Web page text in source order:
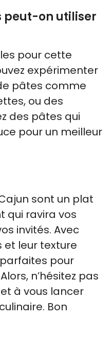
peut-on utiliser
pour cette
expérimenter
pâtes comme
ou des
des pâtes qui
pour un meilleur
sont un plat
qui ravira vos
invités. Avec
et leur texture
pour
n’hésitez pas
à vous lancer
Bon